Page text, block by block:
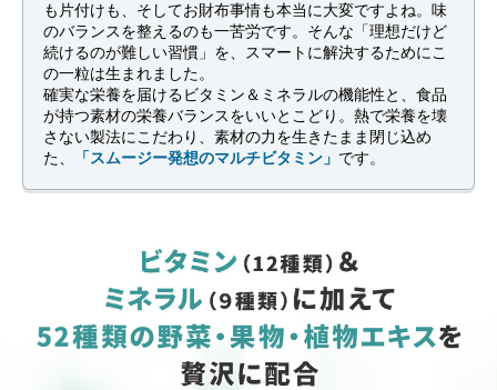
も片付けも、そしてお財布事情も本当に大変ですよね。味
のバランスを整えるのも一苦労です。そんな「理想だけど
続けるのが難しい習慣」を、スマートに解決するためにこ
の一粒は生まれました。
確実な栄養を届けるビタミン＆ミネラルの機能性と、食品
が持つ素材の栄養バランスをいいとこどり。熱で栄養を壊
さない製法にこだわり、素材の力を生きたまま閉じ込め
た、
「スムージー発想のマルチビタミン」 です。